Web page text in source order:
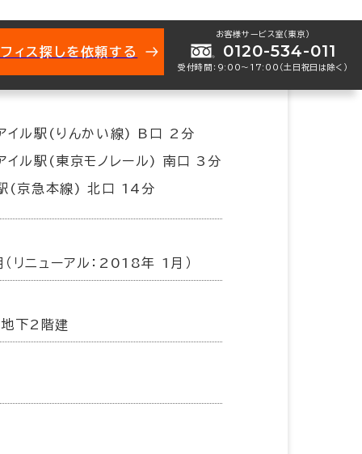
2-5-8
イル駅(りんかい線) B口 2分
イル駅(東京モノレール) 南口 3分
(京急本線) 北口 14分
リニューアル：2018年 1月）
下2階建
ィス探しを依頼する
お客様サービス室（東京）
0120-534-011
受付時間：9:00〜17:00（土日祝日は除く）